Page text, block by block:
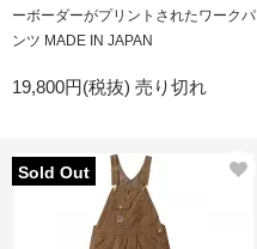
ーボーダーがプリントされたワークパ
ンツ MADE IN JAPAN
19,800円(税抜) 売り切れ
Sold Out